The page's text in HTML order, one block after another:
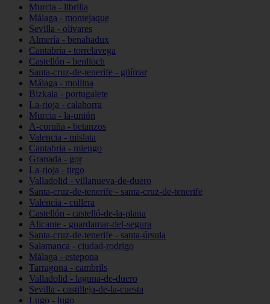
Murcia - librilla
Málaga - montejaque
Sevilla - olivares
Almería - benahadux
Cantabria - torrelavega
Castellón - benlloch
Santa-cruz-de-tenerife - güímar
Málaga - mollina
Bizkaia - portugalete
La-rioja - calahorra
Murcia - la-unión
A-coruña - betanzos
Valencia - mislata
Cantabria - miengo
Granada - gor
La-rioja - tirgo
Valladolid - villanueva-de-duero
Santa-cruz-de-tenerife - santa-cruz-de-tenerife
Valencia - cullera
Castellón - castelló-de-la-plana
Alicante - guardamar-del-segura
Santa-cruz-de-tenerife - santa-úrsula
Salamanca - ciudad-rodrigo
Málaga - estepona
Tarragona - cambrils
Valladolid - laguna-de-duero
Sevilla - castilleja-de-la-cuesta
Lugo - lugo